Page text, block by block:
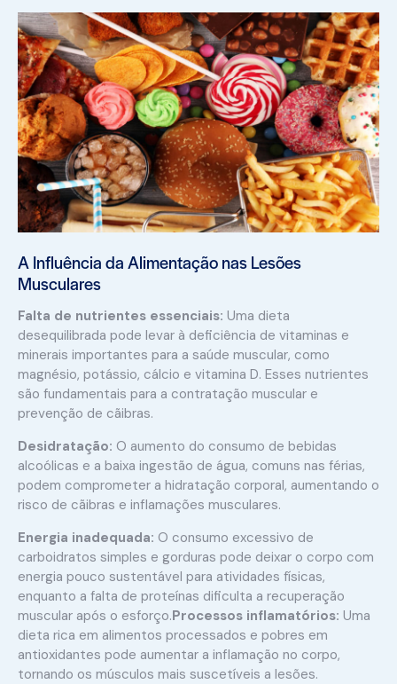
A Influência da Alimentação nas Lesões
Musculares
Falta de nutrientes essenciais: Uma dieta
desequilibrada pode levar à deficiência de vitaminas e
minerais importantes para a saúde muscular, como
magnésio, potássio, cálcio e vitamina D. Esses nutrientes
são fundamentais para a contratação muscular e
prevenção de cãibras.
Desidratação: O aumento do consumo de bebidas
alcoólicas e a baixa ingestão de água, comuns nas férias,
podem comprometer a hidratação corporal, aumentando o
risco de cãibras e inflamações musculares.
Energia inadequada: O consumo excessivo de
carboidratos simples e gorduras pode deixar o corpo com
energia pouco sustentável para atividades físicas,
enquanto a falta de proteínas dificulta a recuperação
muscular após o esforço.Processos inflamatórios: Uma
dieta rica em alimentos processados e pobres em
antioxidantes pode aumentar a inflamação no corpo,
tornando os músculos mais suscetíveis a lesões.